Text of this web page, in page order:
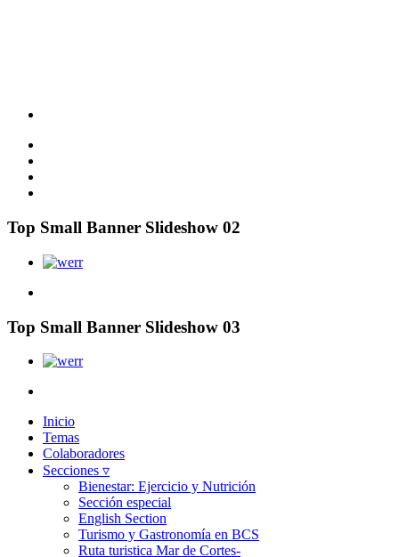
Top Small Banner Slideshow 02
Top Small Banner Slideshow 03
Inicio
Temas
Colaboradores
Secciones ▿
Bienestar: Ejercicio y Nutrición
Sección especial
English Section
Turismo y Gastronomía en BCS
Ruta turistica Mar de Cortes-